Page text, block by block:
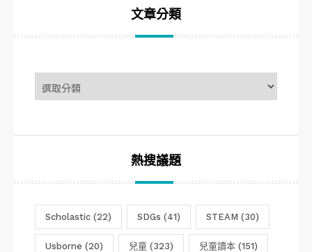
文章分類
章
分
熱搜議題
Scholastic (22) SDGs (41) STEAM (30)
Usborne (20) 兒童 (323) 兒童讀本 (151)